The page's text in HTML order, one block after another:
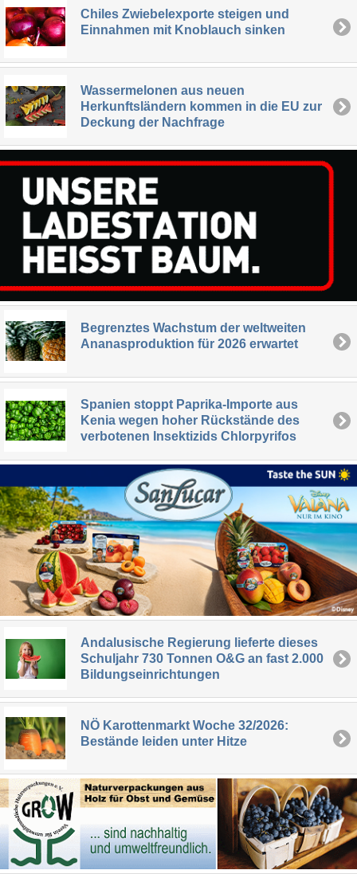
Chiles Zwiebelexporte steigen und
Einnahmen mit Knoblauch sinken
Wassermelonen aus neuen
Herkunftsländern kommen in die EU zur
Deckung der Nachfrage
Begrenztes Wachstum der weltweiten
Ananasproduktion für 2026 erwartet
Spanien stoppt Paprika-Importe aus
Kenia wegen hoher Rückstände des
verbotenen Insektizids Chlorpyrifos
Andalusische Regierung lieferte dieses
Schuljahr 730 Tonnen O&G an fast 2.000
Bildungseinrichtungen
NÖ Karottenmarkt Woche 32/2026:
Bestände leiden unter Hitze